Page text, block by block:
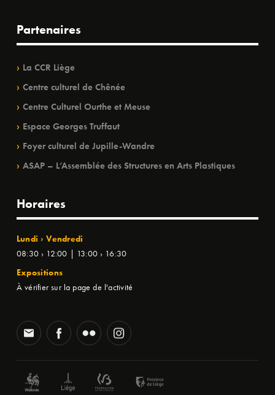
Partenaires
La CCR Liège
Centre culturel de Chênée
Centre Culturel Ourthe et Meuse
Espace Georges Truffaut
Foyer culturel de Jupille-Wandre
ASAP – L’Assemblée des Structures en Arts Plastiques
Horaires
Lundi › Vendredi
08:30 › 12:00 | 13:00 › 16:30
Expositions
À vérifier sur la page de l'activité